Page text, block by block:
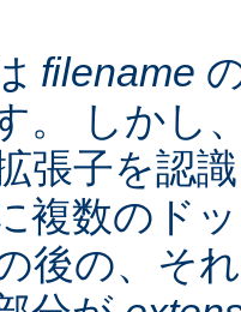
filename
。 しかし
張子を認
複数のド
後の、そ